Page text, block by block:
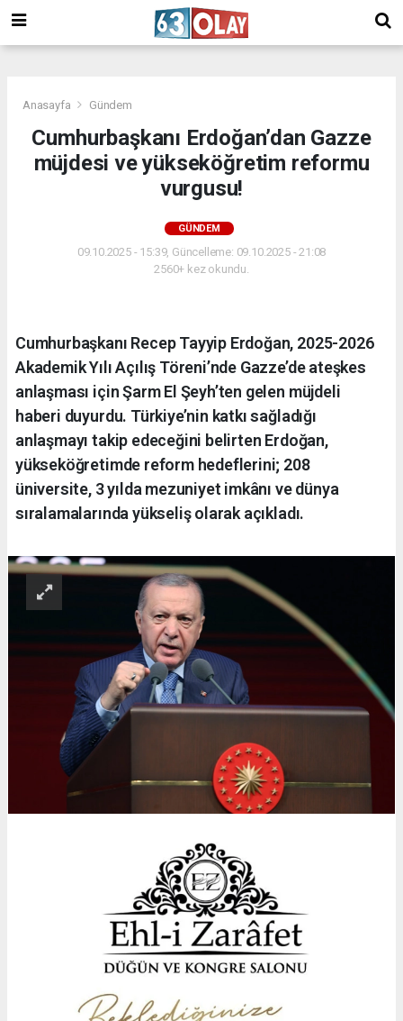
Anasayfa Gündem
Cumhurbaşkanı Erdoğan’dan Gazze
müjdesi ve yükseköğretim reformu
vurgusu!
GÜNDEM
09.10.2025 - 15:39, Güncelleme: 09.10.2025 - 21:08
2560+ kez okundu.
Cumhurbaşkanı Recep Tayyip Erdoğan, 2025-2026
Akademik Yılı Açılış Töreni’nde Gazze’de ateşkes
anlaşması için Şarm El Şeyh’ten gelen müjdeli
haberi duyurdu. Türkiye’nin katkı sağladığı
anlaşmayı takip edeceğini belirten Erdoğan,
yükseköğretimde reform hedeflerini; 208
üniversite, 3 yılda mezuniyet imkânı ve dünya
sıralamalarında yükseliş olarak açıkladı.